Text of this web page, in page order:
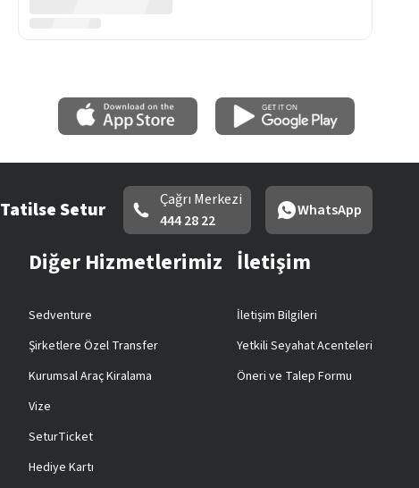
Tatilse Setur
Çağrı Merkezi
444 28 22
WhatsApp
Diğer Hizmetlerimiz
Sedventure
Şirketlere Özel Transfer
Kurumsal Araç Kiralama
Vize
SeturTicket
Hediye Kartı
İletişim
İletişim Bilgileri
Yetkili Seyahat Acenteleri
Öneri ve Talep Formu